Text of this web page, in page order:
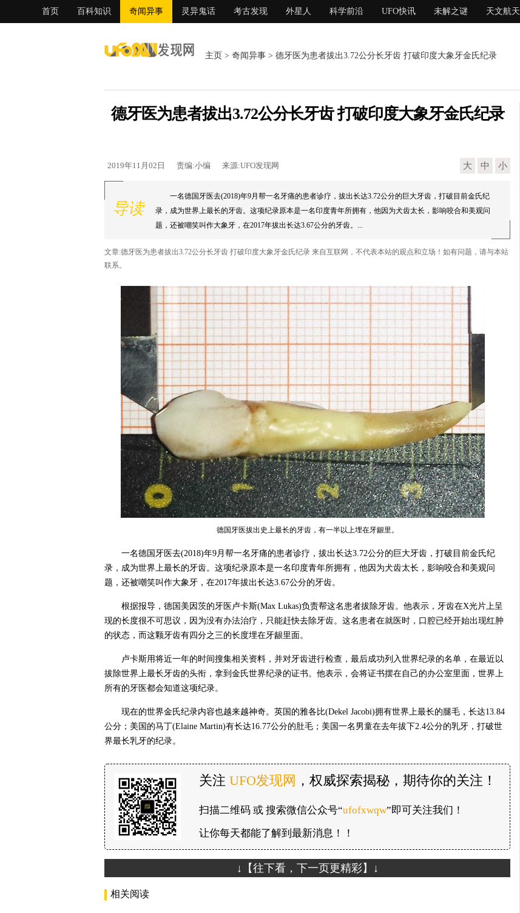
首页 百科知识 奇闻异事 灵异鬼话 考古发现 外星人 科学前沿 UFO快讯 未解之谜 天文航天
主页 > 奇闻异事 > 德牙医为患者拔出3.72公分长牙齿 打破印度大象牙金氏纪录
德牙医为患者拔出3.72公分长牙齿 打破印度大象牙金氏纪录
2019年11月02日 责编:小编 来源:UFO发现网 大 中 小
导读
一名德国牙医去(2018)年9月帮一名牙痛的患者诊疗，拔出长达3.72公分的巨大牙齿，打破目前金氏纪
录，成为世界上最长的牙齿。这项纪录原本是一名印度青年所拥有，他因为犬齿太长，影响咬合和美观问
题，还被嘲笑叫作大象牙，在2017年拔出长达3.67公分的牙齿。...
文章:德牙医为患者拔出3.72公分长牙齿 打破印度大象牙金氏纪录 来自互联网，不代表本站的观点和立场！如有问题，请与本站
联系。
德国牙医拔出史上最长的牙齿，有一半以上埋在牙龈里。
一名德国牙医去(2018)年9月帮一名牙痛的患者诊疗，拔出长达3.72公分的巨大牙齿，打破目前金氏纪
录，成为世界上最长的牙齿。这项纪录原本是一名印度青年所拥有，他因为犬齿太长，影响咬合和美观问
题，还被嘲笑叫作大象牙，在2017年拔出长达3.67公分的牙齿。
根据报导，德国美因茨的牙医卢卡斯(Max Lukas)负责帮这名患者拔除牙齿。他表示，牙齿在X光片上呈
现的长度很不可思议，因为没有办法治疗，只能赶快去除牙齿。这名患者在就医时，口腔已经开始出现红肿
的状态，而这颗牙齿有四分之三的长度埋在牙龈里面。
卢卡斯用将近一年的时间搜集相关资料，并对牙齿进行检查，最后成功列入世界纪录的名单，在最近以
拔除世界上最长牙齿的头衔，拿到金氏世界纪录的证书。他表示，会将证书摆在自己的办公室里面，世界上
所有的牙医都会知道这项纪录。
现在的世界金氏纪录内容也越来越神奇。英国的雅各比(Dekel Jacobi)拥有世界上最长的腿毛，长达13.84
公分；美国的马丁(Elaine Martin)有长达16.77公分的肚毛；美国一名男童在去年拔下2.4公分的乳牙，打破世
界最长乳牙的纪录。
关注 UFO发现网 ，权威探索揭秘，期待你的关注！
扫描二维码 或 搜索微信公众号“ufofxwqw”即可关注我们！
让你每天都能了解到最新消息！！
↓【往下看，下一页更精彩】↓
相关阅读